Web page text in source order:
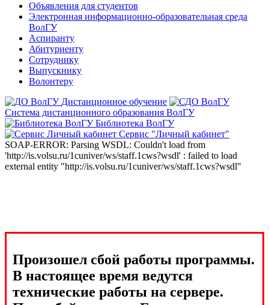
Объявления для студентов
Электронная информационно-образовательная среда
ВолГУ
Аспиранту
Абитуриенту
Сотруднику
Выпускнику
Волонтеру
Дистанционное обучение
Система дистанционного образования ВолГУ
Библиотека ВолГУ
Сервис "Личный кабинет"
SOAP-ERROR: Parsing WSDL: Couldn't load from
'http://is.volsu.ru/1cuniver/ws/staff.1cws?wsdl' : failed to load
external entity "http://is.volsu.ru/1cuniver/ws/staff.1cws?wsdl"
Произошел сбой работы программы.
В настоящее время ведутся
технические работы на сервере.